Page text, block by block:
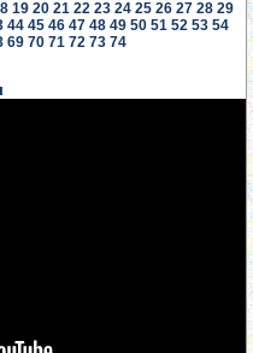
19 20 21 22 23 24 25 26 27 28 29
44 45 46 47 48 49 50 51 52 53 54
69 70 71 72 73 74